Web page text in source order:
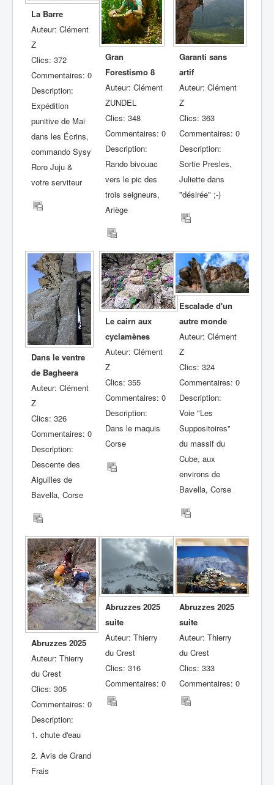
La Barre
Auteur: Clément
Z
Clics: 372
Commentaires: 0
Description:
Expédition
punitive de Mai
dans les Écrins,
commando Sysy
Roro Juju &
votre serviteur
Gran
Forestismo 8
Auteur: Clément
ZUNDEL
Clics: 348
Commentaires: 0
Description:
Rando bivouac
vers le pic des
trois seigneurs,
Ariège
Garanti sans
artif
Auteur: Clément
Z
Clics: 363
Commentaires: 0
Description:
Sortie Presles,
Juliette dans
"désirée" ;-)
Dans le ventre
de Bagheera
Auteur: Clément
Z
Clics: 326
Commentaires: 0
Description:
Descente des
Aiguilles de
Bavella, Corse
Le cairn aux
cyclamènes
Auteur: Clément
Z
Clics: 355
Commentaires: 0
Description:
Dans le maquis
Corse
Escalade d'un
autre monde
Auteur: Clément
Z
Clics: 324
Commentaires: 0
Description:
Voie "Les
Suppositoires"
du massif du
Cube, aux
environs de
Bavella, Corse
Abruzzes 2025
Auteur: Thierry
du Crest
Clics: 305
Commentaires: 0
Description:
1. chute d'eau
2. Avis de Grand
Frais
Abruzzes 2025
suite
Auteur: Thierry
du Crest
Clics: 316
Commentaires: 0
Abruzzes 2025
suite
Auteur: Thierry
du Crest
Clics: 333
Commentaires: 0